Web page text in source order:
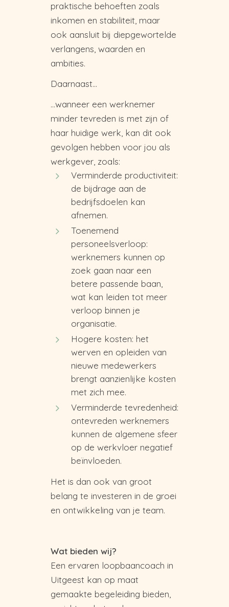
praktische behoeften zoals
inkomen en stabiliteit, maar
ook aansluit bij diepgewortelde
verlangens, waarden en
ambities.
Daarnaast…
…wanneer een werknemer
minder tevreden is met zijn of
haar huidige werk, kan dit ook
gevolgen hebben voor jou als
werkgever, zoals:
Verminderde productiviteit:
de bijdrage aan de
bedrijfsdoelen kan
afnemen.
Toenemend
personeelsverloop:
werknemers kunnen op
zoek gaan naar een
betere passende baan,
wat kan leiden tot meer
verloop binnen je
organisatie.
Hogere kosten: het
werven en opleiden van
nieuwe medewerkers
brengt aanzienlijke kosten
met zich mee.
Verminderde tevredenheid:
ontevreden werknemers
kunnen de algemene sfeer
op de werkvloer negatief
beïnvloeden.
Het is dan ook van groot
belang te investeren in de groei
en ontwikkeling van je team.
Wat bieden wij?
Een ervaren loopbaancoach in
Uitgeest kan op maat
gemaakte begeleiding bieden,